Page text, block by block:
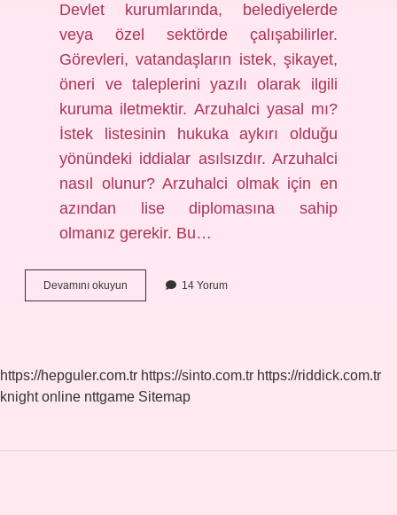
Devlet kurumlarında, belediyelerde
veya özel sektörde çalışabilirler.
Görevleri, vatandaşların istek, şikayet,
öneri ve taleplerini yazılı olarak ilgili
kuruma iletmektir. Arzuhalci yasal mı?
İstek listesinin hukuka aykırı olduğu
yönündeki iddialar asılsızdır. Arzuhalci
nasıl olunur? Arzuhalci olmak için en
azından lise diplomasına sahip
olmanız gerekir. Bu…
Devamını okuyun
Etmek
14 Yorum
https://hepguler.com.tr https://sinto.com.tr https://riddick.com.tr
knight online nttgame Sitemap